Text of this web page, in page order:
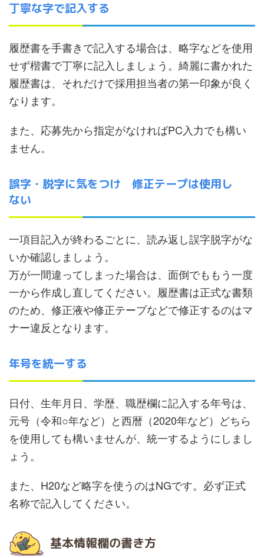
丁寧な字で記入する
履歴書を手書きで記入する場合は、略字などを使用
せず楷書で丁寧に記入しましょう。綺麗に書かれた
履歴書は、それだけで採用担当者の第一印象が良く
なります。
また、応募先から指定がなければPC入力でも構い
ません。
誤字・脱字に気をつけ 修正テープは使用し
ない
一項目記入が終わるごとに、読み返し誤字脱字がな
いか確認しましょう。
万が一間違ってしまった場合は、面倒でももう一度
一から作成し直してください。履歴書は正式な書類
のため、修正液や修正テープなどで修正するのはマ
ナー違反となります。
年号を統一する
日付、生年月日、学歴、職歴欄に記入する年号は、
元号（令和○年など）と西暦（2020年など）どちら
を使用しても構いませんが、統一するようにしまし
ょう。
また、H20など略字を使うのはNGです。必ず正式
名称で記入してください。
基本情報欄の書き方